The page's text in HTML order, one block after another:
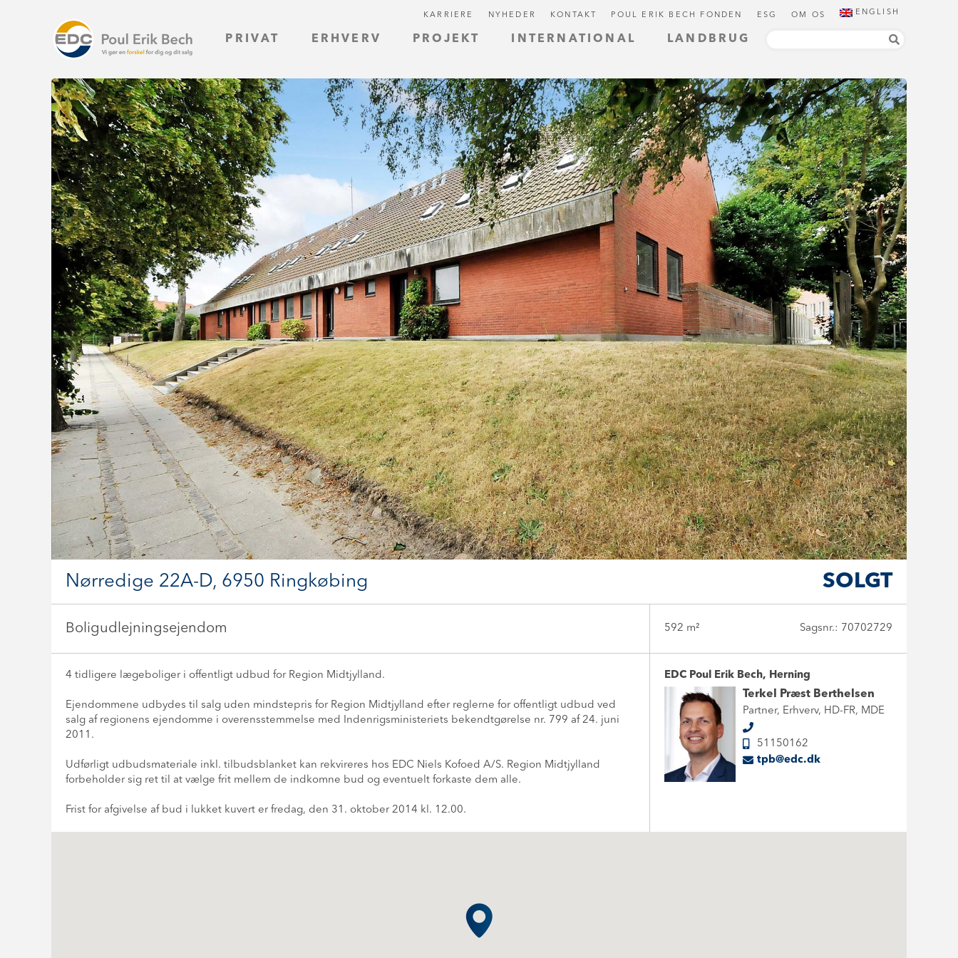
PRIVAT ERHVERV PROJEKT INTERNATIONAL LANDBRUG
KARRIERE NYHEDER KONTAKT POUL ERIK BECH FONDEN ESG OM OS ENGLISH
SOLGT
Nørredige 22A-D, 6950 Ringkøbing
Boligudlejningsejendom 592 m² Sagsnr.: 70702729
4 tidligere lægeboliger i offentligt udbud for Region Midtjylland.
Ejendommene udbydes til salg uden mindstepris for Region Midtjylland efter reglerne for offentligt udbud ved
salg af regionens ejendomme i overensstemmelse med Indenrigsministeriets bekendtgørelse nr. 799 af 24. juni
2011.
Udførligt udbudsmateriale inkl. tilbudsblanket kan rekvireres hos EDC Niels Kofoed A/S. Region Midtjylland
forbeholder sig ret til at vælge frit mellem de indkomne bud og eventuelt forkaste dem alle.
Frist for afgivelse af bud i lukket kuvert er fredag, den 31. oktober 2014 kl. 12.00.
EDC Poul Erik Bech, Herning
Terkel Præst Berthelsen
Partner, Erhverv, HD-FR, MDE
51150162
tpb@edc.dk